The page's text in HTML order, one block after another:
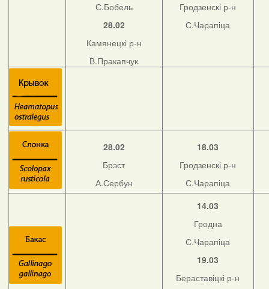
С.Бобель
28.02
Камянецкі р-н
В.Пракапчук
Гродзенскі р-н
С.Чарапіца
28.02
Брэст
А.Сербун
18.03
Гродзенскі р-н
С.Чарапіца
14.03
Гродна
С.Чарапіца
19.03
Бераставіцкі р-н